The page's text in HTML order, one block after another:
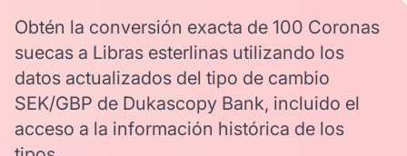
Obtén la conversión exacta de 100 Coronas
suecas a Libras esterlinas utilizando los
datos actualizados del tipo de cambio
SEK/GBP de Dukascopy Bank, incluido el
acceso a la información histórica de los